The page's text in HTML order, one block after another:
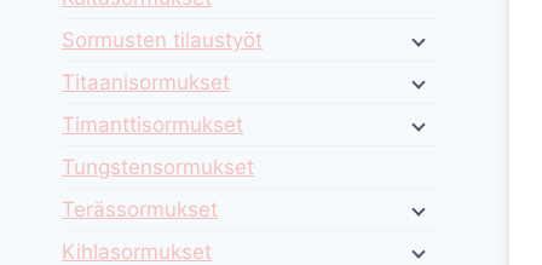
Sormusten tilaustyöt
Titaanisormukset
Timanttisormukset
Tungstensormukset
Terässormukset
Kihlasormukset